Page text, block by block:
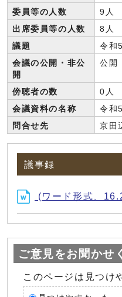
委員等の人数
9人
出席委員等の人数
8人
議題
令和
会議の公開・非公
開
公開
傍聴者の数
0人
会議資料の名称
令和
問合せ先
京田
議事録
(ワード形式、
ご意見をお聞かせ
このページは見つけ